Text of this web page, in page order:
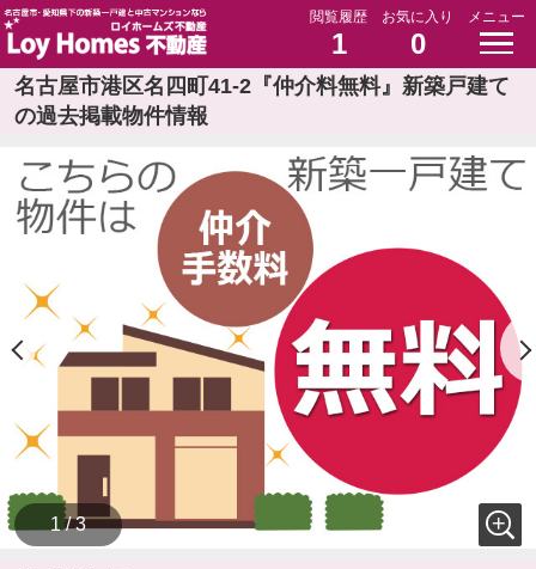
閲覧履歴
1
お気に入り
0
メニュー
名古屋市港区名四町41-2『仲介料無料』新築戸建て
の過去掲載物件情報
1 / 3